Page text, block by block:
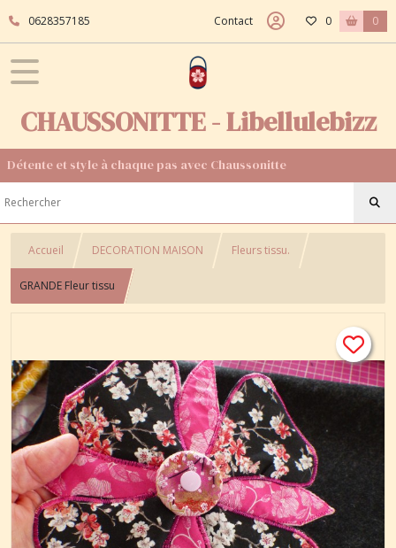
0628357185 Contact 0 0
CHAUSSONITTE - Libellulebizz
Détente et style à chaque pas avec Chaussonitte
Accueil DECORATION MAISON Fleurs tissu.
GRANDE Fleur tissu